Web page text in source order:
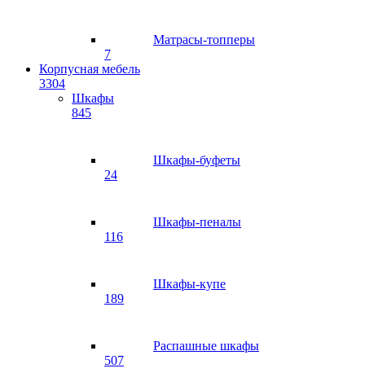
Матрасы-топперы
7
Корпусная мебель
3304
Шкафы
845
Шкафы-буфеты
24
Шкафы-пеналы
116
Шкафы-купе
189
Распашные шкафы
507